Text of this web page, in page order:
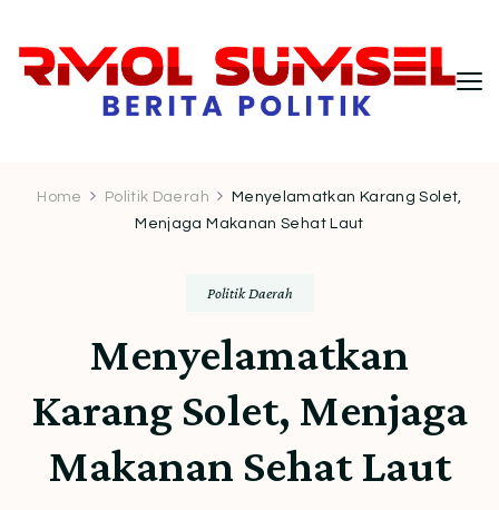
Indonesia untuk Pembaca Kritis
Home Politik Daerah
Menyelamatkan Karang Solet,
Menjaga Makanan Sehat Laut
Politik Daerah
Menyelamatkan
Karang Solet, Menjaga
Makanan Sehat Laut